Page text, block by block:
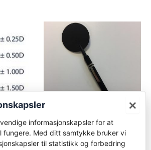
1.50D/2.00D
Refraksjonsutstyr
OCULUS – 35890-Cover
×
informasjonskapsler for at
fungere. Med ditt samtykke bruker vi
til statistikk og forbedring